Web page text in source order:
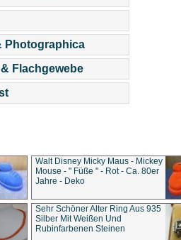
Photographica
Flachgewebe
Walt Disney Micky Maus - Mickey
Mouse - " Füße " - Rot - Ca. 80er
Jahre - Deko
Sehr Schöner Alter Ring Aus 935
Silber Mit Weißen Und
Rubinfarbenen Steinen